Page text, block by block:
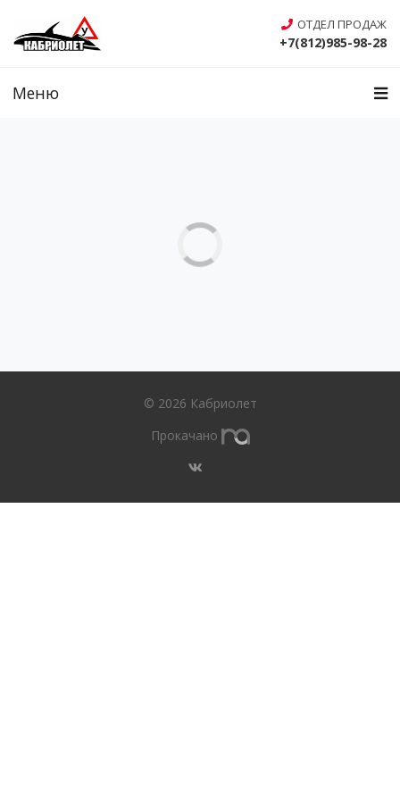
ОТДЕЛ ПРОДАЖ
+7(812)985-98-28
Меню
© 2026 Кабриолет
Прокачано